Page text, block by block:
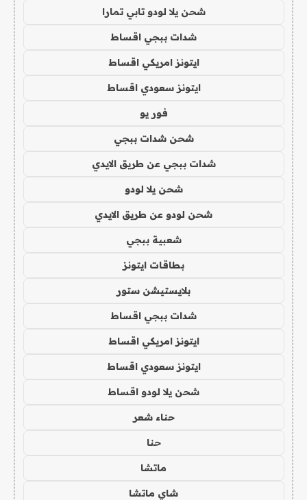
شحن يلا لودو تابي تمارا
شدات ببجي اقساط
ايتونز امريكي اقساط
ايتونز سعودي اقساط
فور يو
شحن شدات ببجي
شدات ببجي عن طريق الايدي
شحن يلا لودو
شحن لودو عن طريق الايدي
شعبية ببجي
بطاقات ايتونز
بلايستيشن ستور
شدات ببجي اقساط
ايتونز امريكي اقساط
ايتونز سعودي اقساط
شحن يلا لودو اقساط
حناء شعر
حنا
ماتشا
شاي ماتشا